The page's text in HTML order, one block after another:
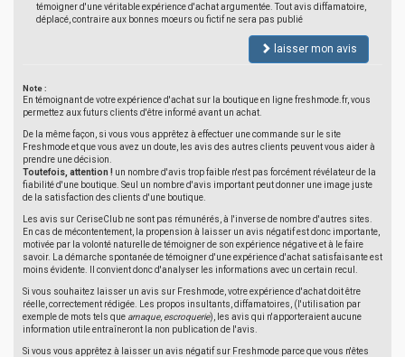
témoigner d'une véritable expérience d'achat argumentée. Tout avis diffamatoire,
déplacé, contraire aux bonnes moeurs ou fictif ne sera pas publié
laisser mon avis
Note :
En témoignant de votre expérience d'achat sur la boutique en ligne freshmode.fr, vous
permettez aux futurs clients d'être informé avant un achat.
De la même façon, si vous vous apprêtez à effectuer une commande sur le site
Freshmode et que vous avez un doute, les avis des autres clients peuvent vous aider à
prendre une décision.
Toutefois, attention ! un nombre d'avis trop faible n'est pas forcément révélateur de la
fiabilité d'une boutique. Seul un nombre d'avis important peut donner une image juste
de la satisfaction des clients d'une boutique.
Les avis sur CeriseClub ne sont pas rémunérés, à l'inverse de nombre d'autres sites.
En cas de mécontentement, la propension à laisser un avis négatif est donc importante,
motivée par la volonté naturelle de témoigner de son expérience négative et à le faire
savoir. La démarche spontanée de témoigner d'une expérience d'achat satisfaisante est
moins évidente. Il convient donc d'analyser les informations avec un certain recul.
Si vous souhaitez laisser un avis sur Freshmode, votre expérience d'achat doit être
réelle, correctement rédigée. Les propos insultants, diffamatoires, (l'utilisation par
exemple de mots tels que arnaque, escroquerie), les avis qui n'apporteraient aucune
information utile entraîneront la non publication de l'avis.
Si vous vous apprêtez à laisser un avis négatif sur Freshmode parce que vous n'êtes